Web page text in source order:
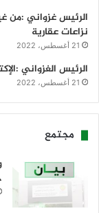
الرئيس غزواني :من
نزاعات عقارية
21 أغسطس، 2022
الرئيس الغزواني
21 أغسطس، 2022
مجتمع